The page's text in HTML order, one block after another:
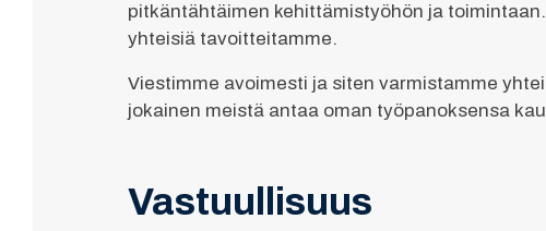
pitkäntähtäimen kehittämistyöhön ja
yhteisiä tavoitteitamme.
Viestimme avoimesti ja siten varmistamme
jokainen meistä antaa oman työpanoksensa
Vastuullisuus